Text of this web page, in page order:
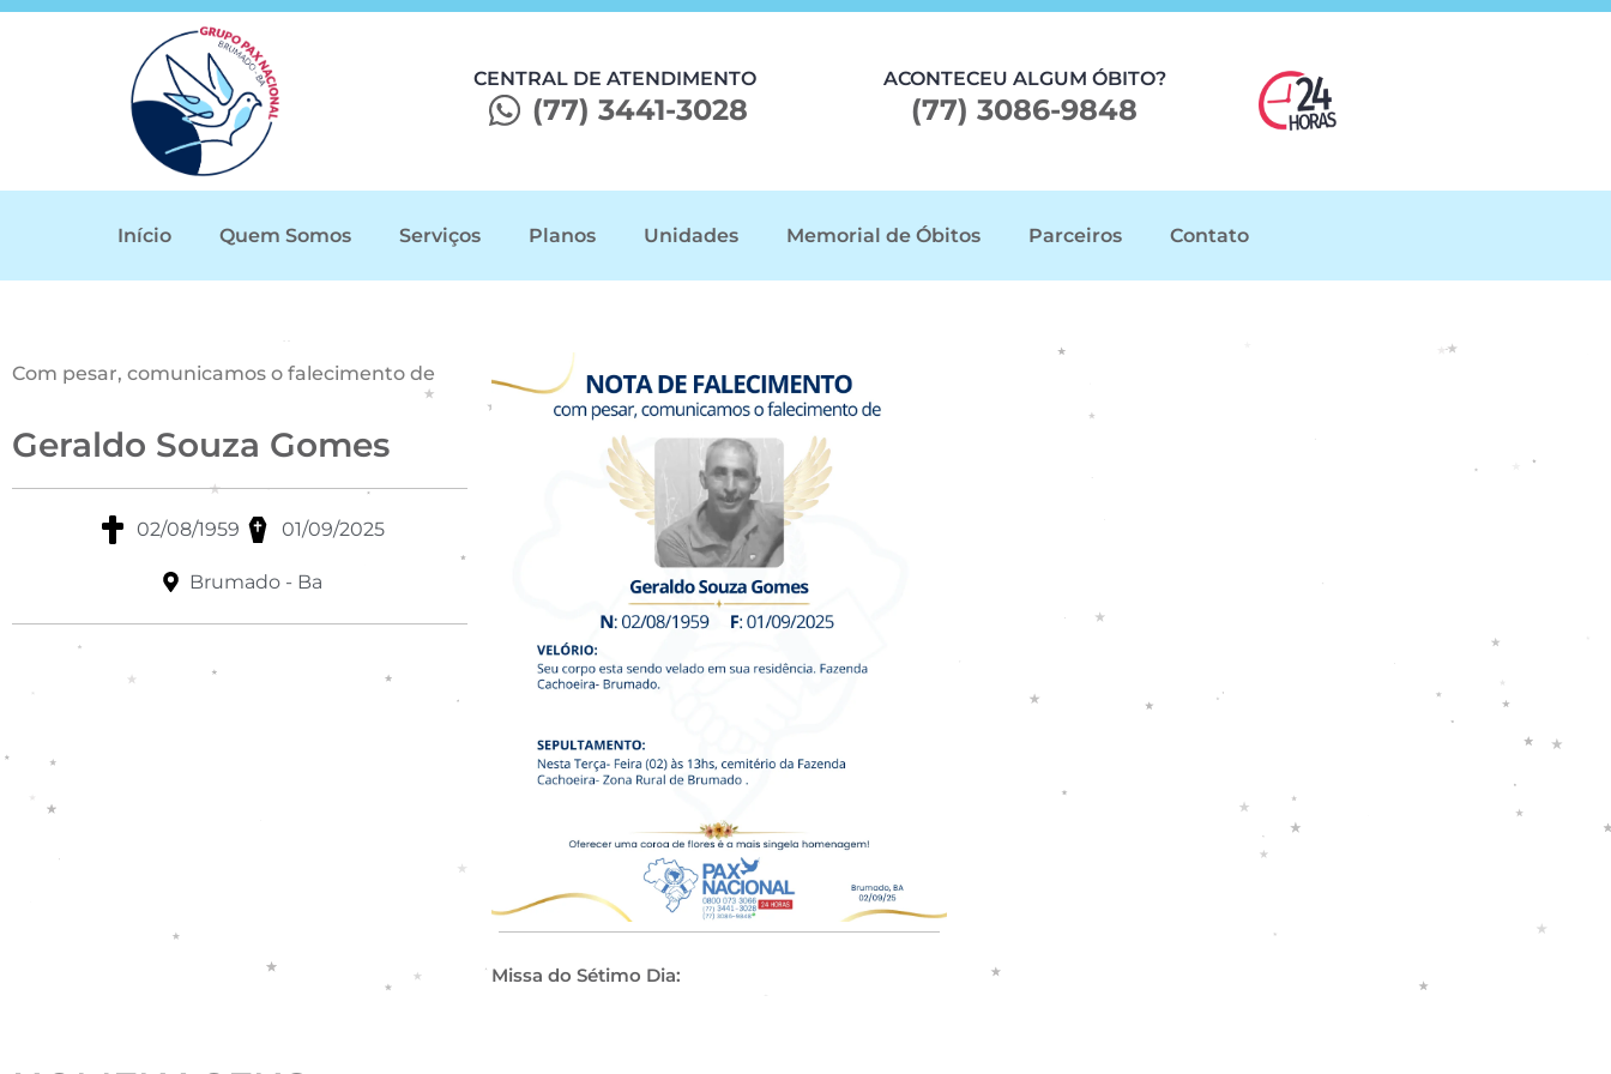
CENTRAL DE ATENDIMENTO
(77) 3441-3028
ACONTECEU ALGUM ÓBITO?
(77) 3086-9848
Início Quem Somos Serviços Planos Unidades Memorial de Óbitos Parceiros Contato
Com pesar, comunicamos o falecimento de
Geraldo Souza Gomes
02/08/1959 01/09/2025
Brumado - Ba
Missa do Sétimo Dia: